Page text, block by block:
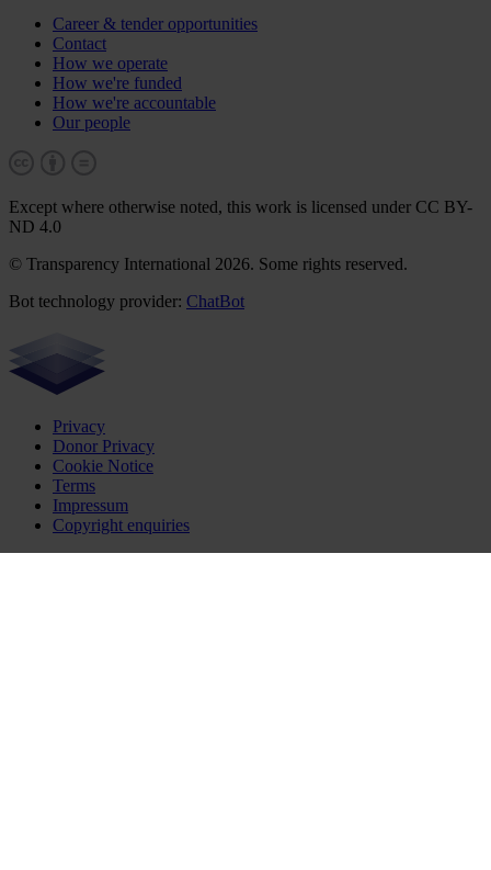
Career & tender opportunities
Contact
How we operate
How we're funded
How we're accountable
Our people
Except where otherwise noted, this work is licensed under CC BY-
ND 4.0
© Transparency International 2026. Some rights reserved.
Bot technology provider: ChatBot
Privacy
Donor Privacy
Cookie Notice
Terms
Impressum
Copyright enquiries